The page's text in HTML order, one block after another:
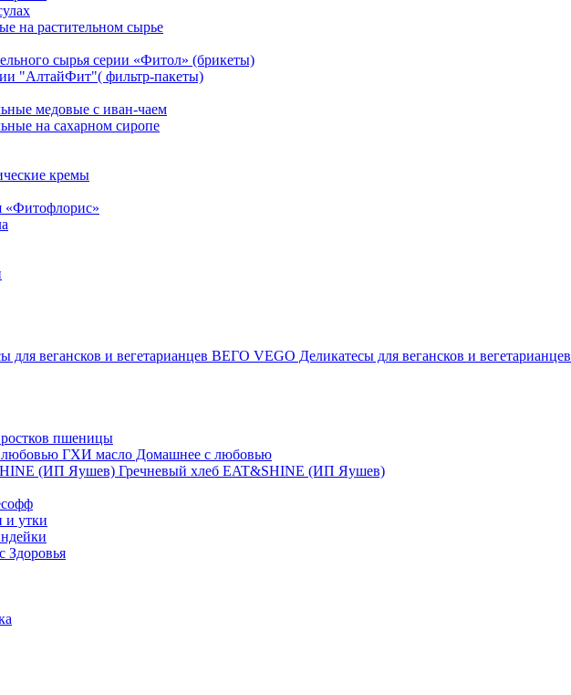
на растительном сырье
сырья серии «Фитол» (брикеты)
"АлтайФит"( фильтр-пакеты)
медовые с иван-чаем
на сахарном сиропе
кремы
«Фитофлорис»
ВЕГО VEGO Деликатесы для вегансков и вегетарианцев
пшеницы
ГХИ масло Домашнее с любовью
Гречневый хлеб EAT&SHINE (ИП Яушев)
и утки
Здоровья